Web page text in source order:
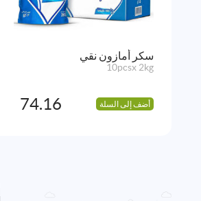
سكر أمازون نقي
10pcsx 2kg
أضف إلى السلة 74.16